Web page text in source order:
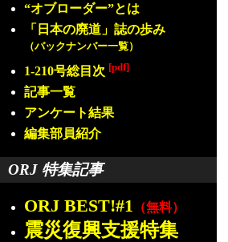
“オブローダー”とは
「日本の廃道」誌の歩み
（バックナンバー一覧）
1-210号総目次 [pdf]
記事一覧
アンケート結果
編集部員紹介
ORJ 特集記事
ORJ BEST!#1 （無料）
震災復興支援特集